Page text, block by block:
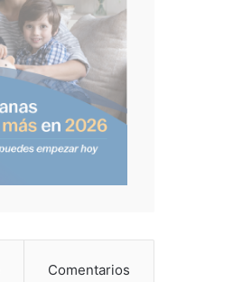
Comentarios